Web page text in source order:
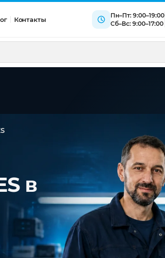
Контакты
Пн–Пт: 9:00–19:00
Сб–Вс: 9:00–17:00
в